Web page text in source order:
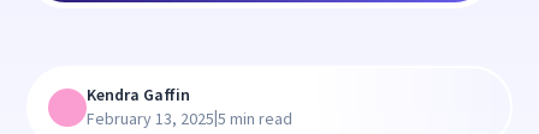
Kendra Gaffin
February 13, 2025|5 min read